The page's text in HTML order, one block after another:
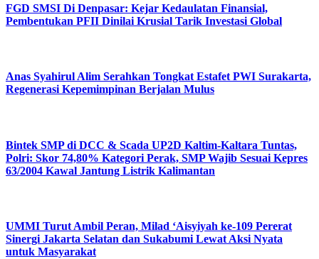
FGD SMSI Di Denpasar: Kejar Kedaulatan Finansial,
Pembentukan PFII Dinilai Krusial Tarik Investasi Global
Anas Syahirul Alim Serahkan Tongkat Estafet PWI Surakarta,
Regenerasi Kepemimpinan Berjalan Mulus
Bintek SMP di DCC & Scada UP2D Kaltim-Kaltara Tuntas,
Polri: Skor 74,80% Kategori Perak, SMP Wajib Sesuai Kepres
63/2004 Kawal Jantung Listrik Kalimantan
UMMI Turut Ambil Peran, Milad ‘Aisyiyah ke-109 Pererat
Sinergi Jakarta Selatan dan Sukabumi Lewat Aksi Nyata
untuk Masyarakat